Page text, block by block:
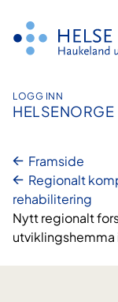
innhald
LOGG INN
HELSENORGE
Framside
Regionalt
rehabilitering
Nytt regionalt
utviklingshemma